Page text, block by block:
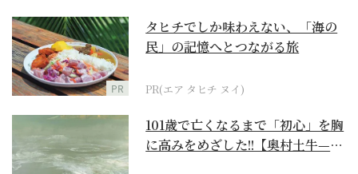
PR
タヒチでしか味わえない、「海の
民」の記憶へとつながる旅
PR(エア タヒチ ヌイ)
101歳で亡くなるまで「初心」を胸
に高みをめざした!!【奥村土牛—名